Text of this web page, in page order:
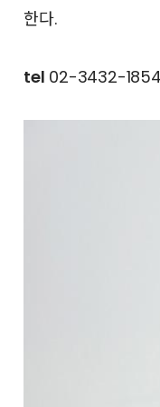
한다.
tel 02-3432-